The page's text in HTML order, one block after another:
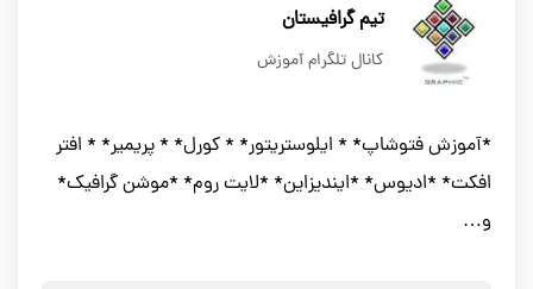
تیم گرافیستان
کانال تلگرام آموزش
*آموزش فتوشاپ* * ایلوستریتور* * کورل* * پریمیر* * افتر
افکت* *ادیوس* *ایندیزاین* *لایت روم* *موشن گرافیک*
و…